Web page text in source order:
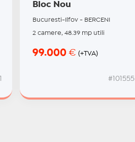
Bloc Nou
Bucuresti-Ilfov - BERCENI
2 camere, 48.39 mp utili
99.000€ (+TVA)
#101555